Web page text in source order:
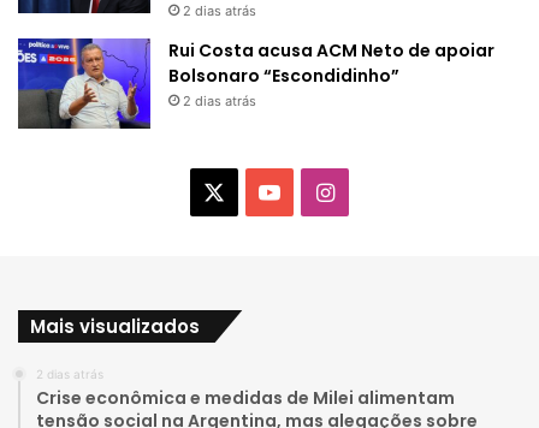
2 dias atrás
Rui Costa acusa ACM Neto de apoiar
Bolsonaro “Escondidinho”
2 dias atrás
I
Mais visualizados
2 dias atrás
Crise econômica e medidas de Milei alimentam
tensão social na Argentina, mas alegações sobre